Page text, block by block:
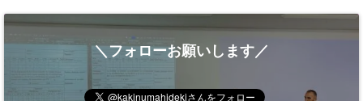
＼フォローお願いします／